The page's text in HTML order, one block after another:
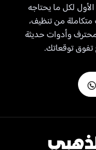
لكل ما يحتاجه
من تنظيف،
وأدوات حديثة
تفوق توقعاتك.